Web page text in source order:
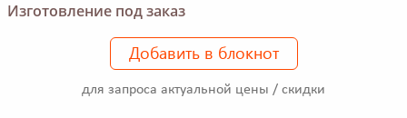
Изготовление под заказ
Добавить в блокнот
для запроса актуальной цены / скидки